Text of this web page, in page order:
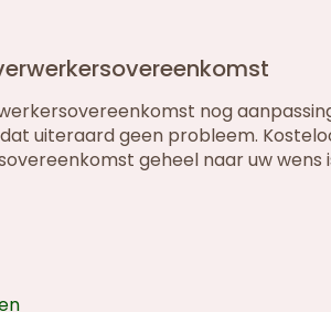
nog
uiteraard geen probleem.
geheel naar uw wens